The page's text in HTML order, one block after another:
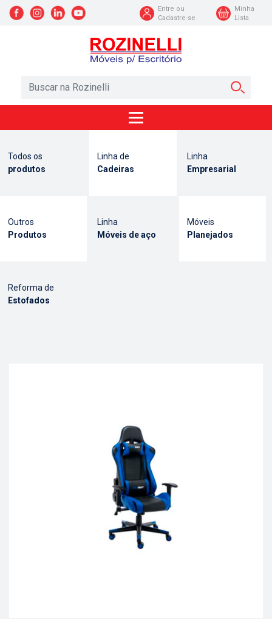
Entre ou
Cadastre-se
Minha
Lista
Todos os
produtos
Linha de
Cadeiras
Linha
Empresarial
Outros
Produtos
Linha
Móveis de aço
Móveis
Planejados
Reforma de
Estofados